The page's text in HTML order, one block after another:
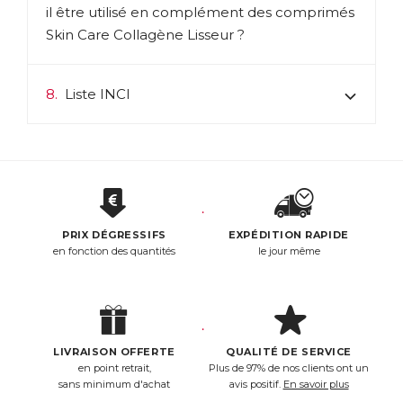
il être utilisé en complément des comprimés
Skin Care Collagène Lisseur ?
8. Liste INCI
PRIX DÉGRESSIFS
en fonction des quantités
EXPÉDITION RAPIDE
le jour même
LIVRAISON OFFERTE
en point retrait,
sans minimum d'achat
QUALITÉ DE SERVICE
Plus de 97% de nos clients ont un
avis positif. En savoir plus